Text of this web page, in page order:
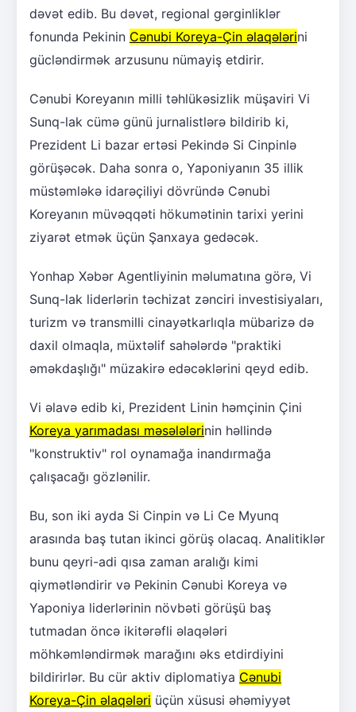
dəvət edib. Bu dəvət, regional gərginliklər
fonunda Pekinin Cənubi Koreya-Çin əlaqələrini
gücləndirmək arzusunu nümayiş etdirir.
Cənubi Koreyanın milli təhlükəsizlik müşaviri Vi
Sunq-lak cümə günü jurnalistlərə bildirib ki,
Prezident Li bazar ertəsi Pekində Si Cinpinlə
görüşəcək. Daha sonra o, Yaponiyanın 35 illik
müstəmləkə idarəçiliyi dövründə Cənubi
Koreyanın müvəqqəti hökumətinin tarixi yerini
ziyarət etmək üçün Şanxaya gedəcək.
Yonhap Xəbər Agentliyinin məlumatına görə, Vi
Sunq-lak liderlərin təchizat zənciri investisiyaları,
turizm və transmilli cinayətkarlıqla mübarizə də
daxil olmaqla, müxtəlif sahələrdə "praktiki
əməkdaşlığı" müzakirə edəcəklərini qeyd edib.
Vi əlavə edib ki, Prezident Linin həmçinin Çini
Koreya yarımadası məsələlərinin həllində
"konstruktiv" rol oynamağa inandırmağa
çalışacağı gözlənilir.
Bu, son iki ayda Si Cinpin və Li Ce Myunq
arasında baş tutan ikinci görüş olacaq. Analitiklər
bunu qeyri-adi qısa zaman aralığı kimi
qiymətləndirir və Pekinin Cənubi Koreya və
Yaponiya liderlərinin növbəti görüşü baş
tutmadan öncə ikitərəfli əlaqələri
möhkəmləndirmək marağını əks etdirdiyini
bildirirlər. Bu cür aktiv diplomatiya Cənubi
Koreya-Çin əlaqələri üçün xüsusi əhəmiyyət